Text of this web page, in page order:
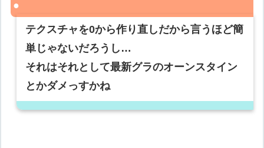
テクスチャを0から作り直しだから言うほど簡
単じゃないだろうし…
それはそれとして最新グラのオーンスタイン
とかダメっすかね